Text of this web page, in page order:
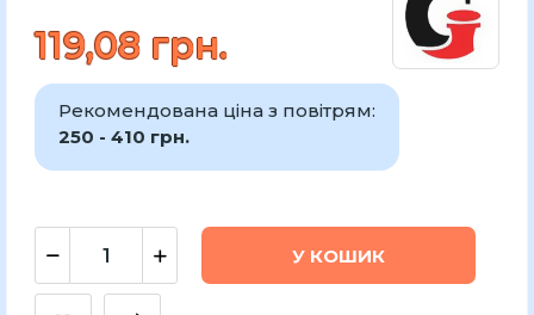
119,08 грн.
Рекомендована ціна з повітрям:
250 - 410 грн.
У КОШИК